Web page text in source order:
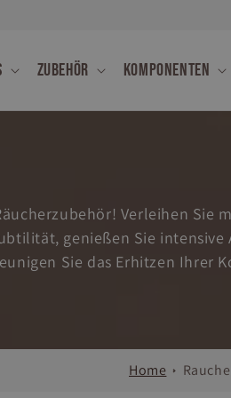
Zubehör Komponenten
Verleihen Sie
genießen Sie
Sie das Erhitzen Ihrer
Home